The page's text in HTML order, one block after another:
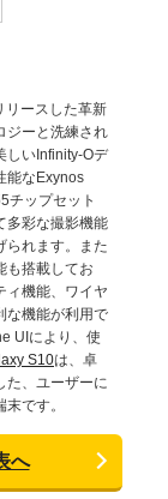
リースした革新
ジーと洗練され
しいInfinity-Oデ
能なExynos
チップセット
多彩な撮影機能
られます。また
も搭載してお
ィ機能、ワイヤ
な機能が利用で
UIにより、使
S10は、卓
た、ユーザーに
です。
へ